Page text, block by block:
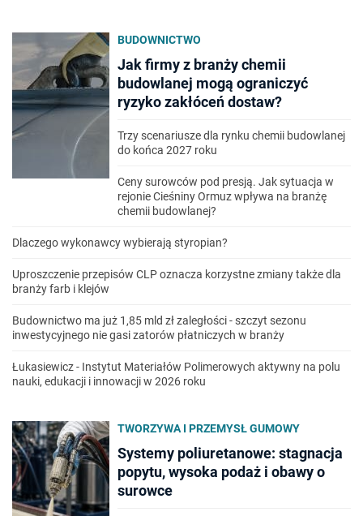
BUDOWNICTWO
Jak firmy z branży chemii
budowlanej mogą ograniczyć
ryzyko zakłóceń dostaw?
Trzy scenariusze dla rynku chemii budowlanej
do końca 2027 roku
Ceny surowców pod presją. Jak sytuacja w
rejonie Cieśniny Ormuz wpływa na branżę
chemii budowlanej?
Dlaczego wykonawcy wybierają styropian?
Uproszczenie przepisów CLP oznacza korzystne zmiany także dla
branży farb i klejów
Budownictwo ma już 1,85 mld zł zaległości - szczyt sezonu
inwestycyjnego nie gasi zatorów płatniczych w branży
Łukasiewicz - Instytut Materiałów Polimerowych aktywny na polu
nauki, edukacji i innowacji w 2026 roku
TWORZYWA I PRZEMYSŁ GUMOWY
Systemy poliuretanowe: stagnacja
popytu, wysoka podaż i obawy o
surowce